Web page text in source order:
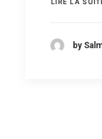
LIRE LA
by